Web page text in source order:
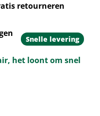
retourneren
Snelle levering
het loont om snel